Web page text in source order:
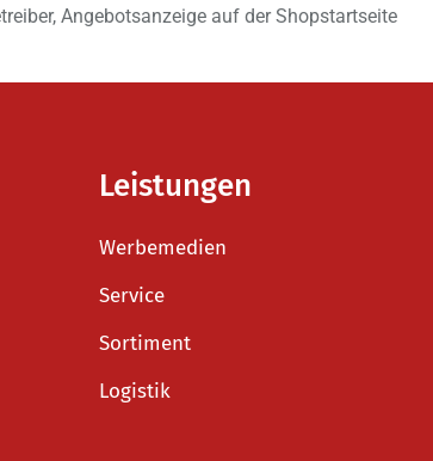
Angebotsanzeige auf der Shopstartseite
Leistungen
Werbemedien
Service
Sortiment
Logistik